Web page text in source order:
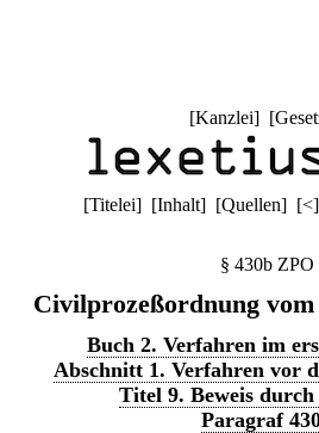
[Kanzlei] [
[Titelei] [Inhalt] [Quellen] [<]
§ 430b ZPO
Civilprozeßordnung vom
Buch 2. Verfahren im
Abschnitt 1. Verfahren vor
Titel 9. Beweis
Paragraf